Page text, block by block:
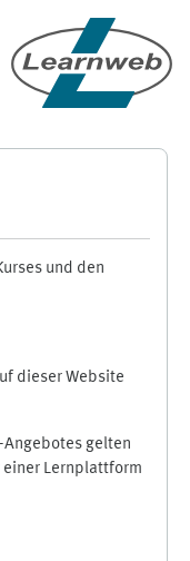
und den
dieser Website
Angebotes gelten
Lernplattform